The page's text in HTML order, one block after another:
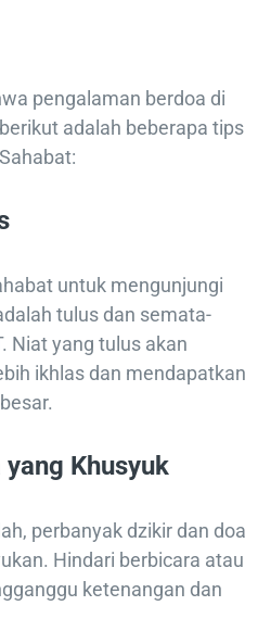
pengalaman berdoa di
adalah beberapa tips
untuk mengunjungi
tulus dan semata-
Niat yang tulus akan
ikhlas dan mendapatkan
Khusyuk
perbanyak dzikir dan doa
Hindari berbicara atau
ketenangan dan